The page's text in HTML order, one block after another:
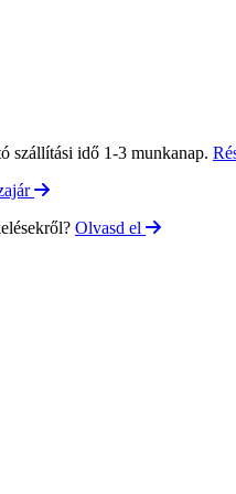
szállítási idő 1-3 munkanap.
Olvasd el